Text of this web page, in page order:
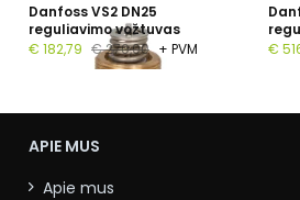
Danfoss VS2 DN25
reguliavimo vožtuvas
€ 182,79 € 270,00 + PVM
€
APIE MUS
Apie mus